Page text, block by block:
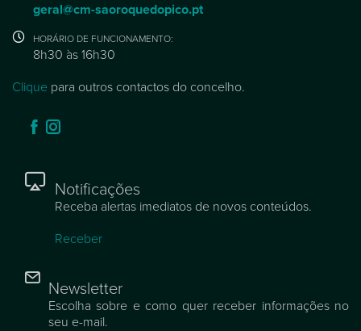
geral@cm-saoroquedopico.pt
HORÁRIO DE FUNCIONAMENTO:
8h30 às 16h30
Clique para outros contactos do concelho.
Notificações
Receba alertas imediatos de novos conteúdos.
Receber
Newsletter
Escolha sobre e como quer receber informações no
seu e-mail.